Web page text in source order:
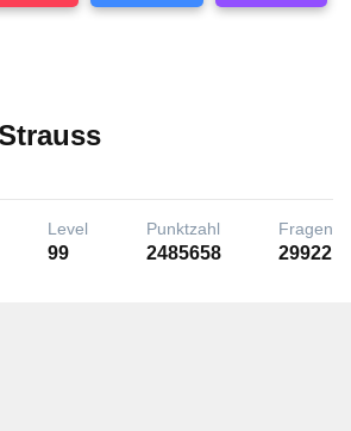
Level
99
Punktzahl
2485658
Fragen
29922